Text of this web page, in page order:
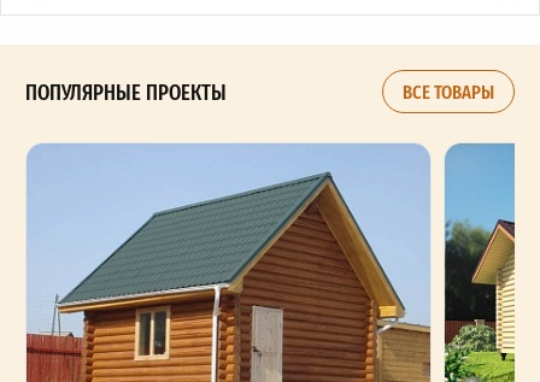
ПОПУЛЯРНЫЕ ПРОЕКТЫ ВСЕ ТОВАРЫ